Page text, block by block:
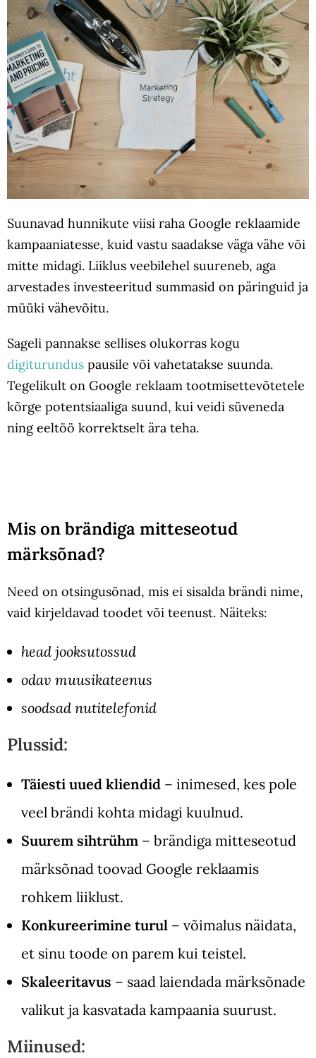
Suunavad hunnikute viisi raha Google reklaamide
kampaaniatesse, kuid vastu saadakse väga vähe või
mitte midagi. Liiklus veebilehel suureneb, aga
arvestades investeeritud summasid on päringuid ja
müüki vähevõitu.
Sageli pannakse sellises olukorras kogu
digiturundus pausile või vahetatakse suunda.
Tegelikult on Google reklaam tootmisettevõtetele
kõrge potentsiaaliga suund, kui veidi süveneda
ning eeltöö korrektselt ära teha.
Mis on brändiga mitteseotud
märksõnad?
Need on otsingusõnad, mis ei sisalda brändi nime,
vaid kirjeldavad toodet või teenust. Näiteks:
head jooksutossud
odav muusikateenus
soodsad nutitelefonid
Plussid:
Täiesti uued kliendid – inimesed, kes pole
veel brändi kohta midagi kuulnud.
Suurem sihtrühm – brändiga mitteseotud
märksõnad toovad Google reklaamis
rohkem liiklust.
Konkureerimine turul – võimalus näidata,
et sinu toode on parem kui teistel.
Skaleeritavus – saad laiendada märksõnade
valikut ja kasvatada kampaania suurust.
Miinused: